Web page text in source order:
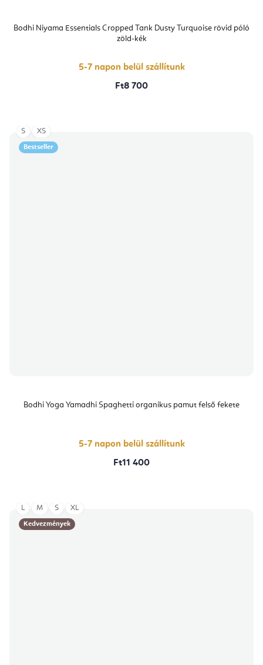
Bodhi Niyama Essentials Cropped Tank Dusty Turquoise rövid póló
zöld-kék
5-7 napon belül szállítunk
Ft8 700
Bestseller
Bodhi Yoga Yamadhi Spaghetti organikus pamut felső fekete
5-7 napon belül szállítunk
Ft11 400
S XS
Kedvezmények
L M S XL